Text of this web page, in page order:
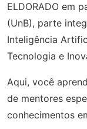
ELDORADO em
(UnB), parte
Inteligência
Tecnologia e
Aqui, você
de mentores
conhecimentos